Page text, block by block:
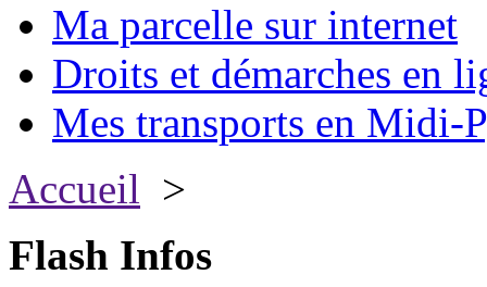
Ma parcelle sur internet
Droits et démarches en
Mes transports en Midi-
Accueil >
Flash Infos